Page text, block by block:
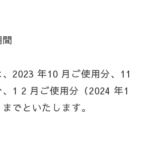
2023 年10 月ご使用分、11
1 2 月ご使用分（2024 年1
でといたします。